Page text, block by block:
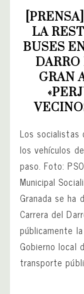
LA
BUSES
GRAN
Los socialistas
los vehículos
paso. Foto:
Municipal
Granada se ha
Carrera del
públicamente
Gobierno local
transporte